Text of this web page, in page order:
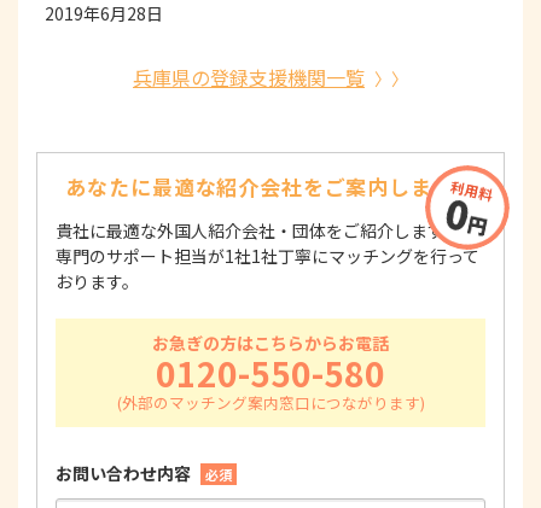
2019年6月28日
兵庫県の登録支援機関一覧
あなたに最適な紹介会社をご案内します！
貴社に最適な外国人紹介会社・団体をご紹介します！
専門のサポート担当が1社1社丁寧にマッチングを行って
おります。
お急ぎの方はこちらからお電話
0120-550-580
お問い合わせ内容 必須